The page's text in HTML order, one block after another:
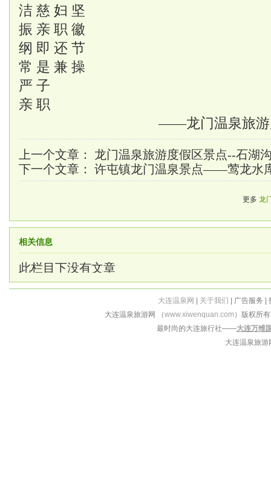
洁 慈 妇 坚
振 亲 职 徽
纲 即 还 节
常 是 兼 操
严 子
亲 职
——龙门温泉旅游
上一个文章： 龙门温泉旅游度假区景点--石湖
下一个文章： 许屯镇龙门温泉景点——莺龙水
更多 龙
相关信息
此栏目下没有文章
大连温泉网 关于我们 | 广告服务 |
大连温泉旅游网 （www.xiwenquan.com ）版权所
最时尚的大连旅行社——大连万维
大连温泉旅